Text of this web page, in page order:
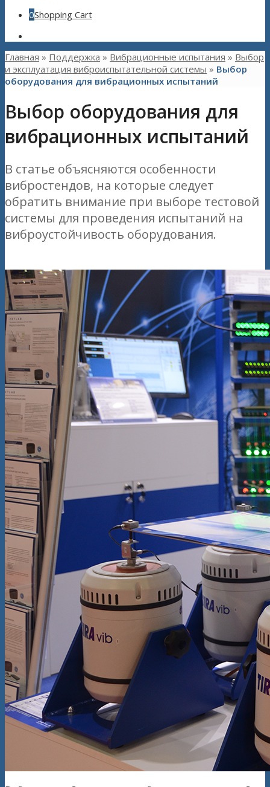
0Shopping Cart
Главная » Поддержка » Вибрационные испытания » Выбор
и эксплуатация виброиспытательной системы » Выбор
оборудования для вибрационных испытаний
Выбор оборудования для
вибрационных испытаний
В статье объясняются особенности
вибростендов, на которые следует
обратить внимание при выборе тестовой
системы для проведения испытаний на
виброустойчивость оборудования.